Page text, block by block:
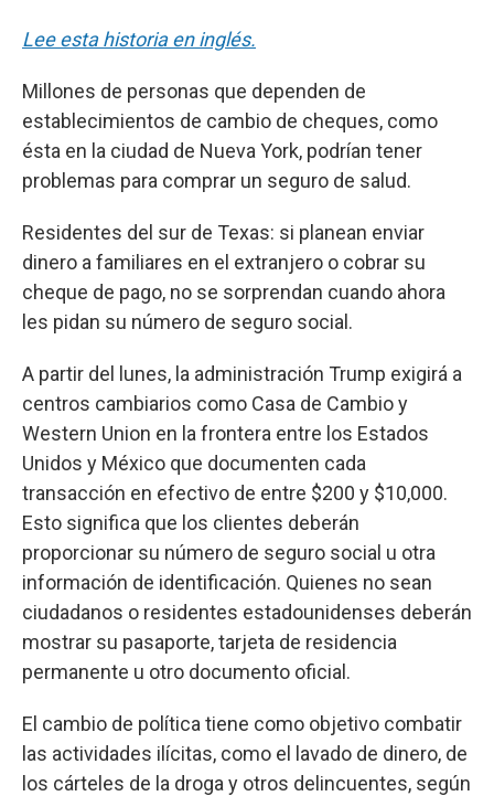
Lee esta historia en inglés.
Millones de personas que dependen de
establecimientos de cambio de cheques, como
ésta en la ciudad de Nueva York, podrían tener
problemas para comprar un seguro de salud.
Residentes del sur de Texas: si planean enviar
dinero a familiares en el extranjero o cobrar su
cheque de pago, no se sorprendan cuando ahora
les pidan su número de seguro social.
A partir del lunes, la administración Trump exigirá a
centros cambiarios como Casa de Cambio y
Western Union en la frontera entre los Estados
Unidos y México que documenten cada
transacción en efectivo de entre $200 y $10,000.
Esto significa que los clientes deberán
proporcionar su número de seguro social u otra
información de identificación. Quienes no sean
ciudadanos o residentes estadounidenses deberán
mostrar su pasaporte, tarjeta de residencia
permanente u otro documento oficial.
El cambio de política tiene como objetivo combatir
las actividades ilícitas, como el lavado de dinero, de
los cárteles de la droga y otros delincuentes, según